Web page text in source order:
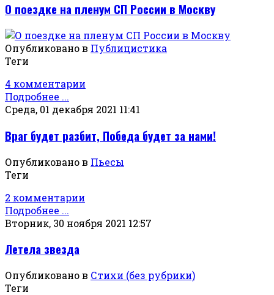
О поездке на пленум СП России в Москву
Опубликовано в Публицистика
Теги
4 комментарии
Подробнее ...
Среда, 01 декабря 2021 11:41
Враг будет разбит, Победа будет за нами!
Опубликовано в Пьесы
Теги
2 комментарии
Подробнее ...
Вторник, 30 ноября 2021 12:57
Летела звезда
Опубликовано в Стихи (без рубрики)
Теги